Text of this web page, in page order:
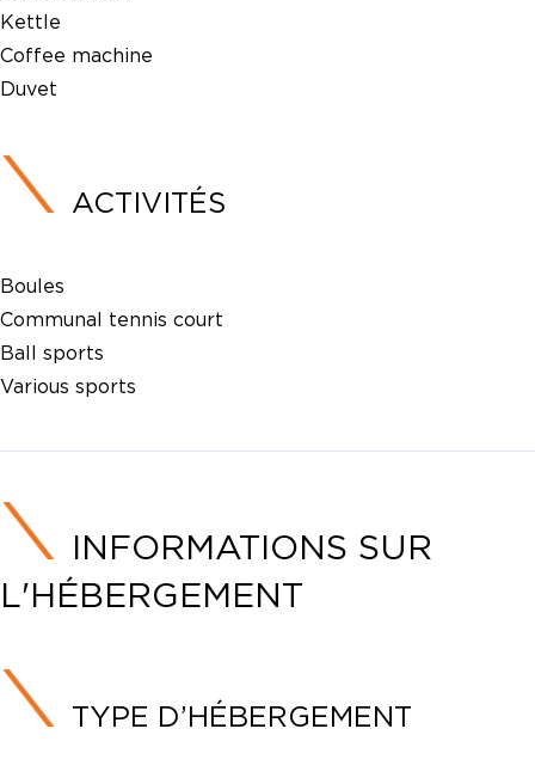
Kettle
Coffee machine
Duvet
ACTIVITÉS
Boules
Communal tennis court
Ball sports
Various sports
INFORMATIONS SUR
L'HÉBERGEMENT
TYPE D’HÉBERGEMENT